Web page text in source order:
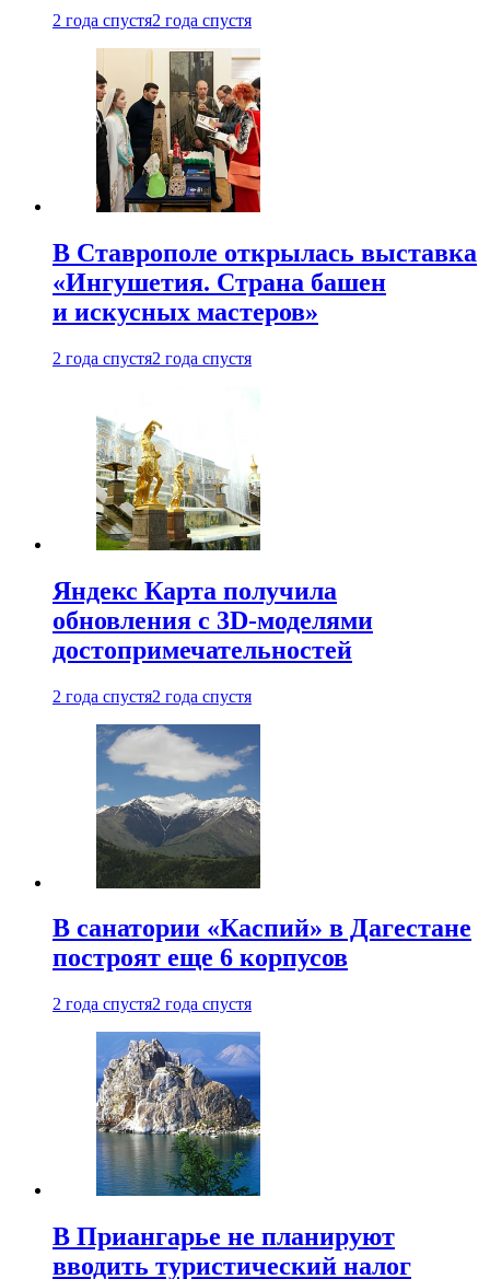
2 года спустя2 года спустя
В Ставрополе открылась выставка
«Ингушетия. Страна башен
и искусных мастеров»
2 года спустя2 года спустя
Яндекс Карта получила
обновления с 3D-моделями
достопримечательностей
2 года спустя2 года спустя
В санатории «Каспий» в Дагестане
построят еще 6 корпусов
2 года спустя2 года спустя
В Приангарье не планируют
вводить туристический налог